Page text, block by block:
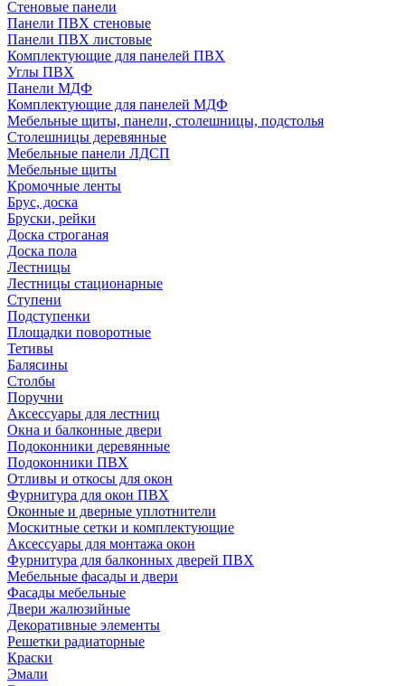
Стеновые панели
Панели ПВХ стеновые
Панели ПВХ листовые
Комплектующие для панелей ПВХ
Углы ПВХ
Панели МДФ
Комплектующие для панелей МДФ
Мебельные щиты, панели, столешницы, подстолья
Столешницы деревянные
Мебельные панели ЛДСП
Мебельные щиты
Кромочные ленты
Брус, доска
Бруски, рейки
Доска строганая
Доска пола
Лестницы
Лестницы стационарные
Ступени
Подступенки
Площадки поворотные
Тетивы
Балясины
Столбы
Поручни
Аксессуары для лестниц
Окна и балконные двери
Подоконники деревянные
Подоконники ПВХ
Отливы и откосы для окон
Фурнитура для окон ПВХ
Оконные и дверные уплотнители
Москитные сетки и комплектующие
Аксессуары для монтажа окон
Фурнитура для балконных дверей ПВХ
Мебельные фасады и двери
Фасады мебельные
Двери жалюзийные
Декоративные элементы
Решетки радиаторные
Краски
Эмали